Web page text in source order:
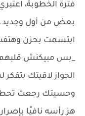
فترة الخطوبة،
بعض من أول وجديد.
ابتسمت بحزن
_بس مبيكنش قلبهم
الجواز لاقيتك
وحسيتك رجعت تحط
هز رأسه نافيًا